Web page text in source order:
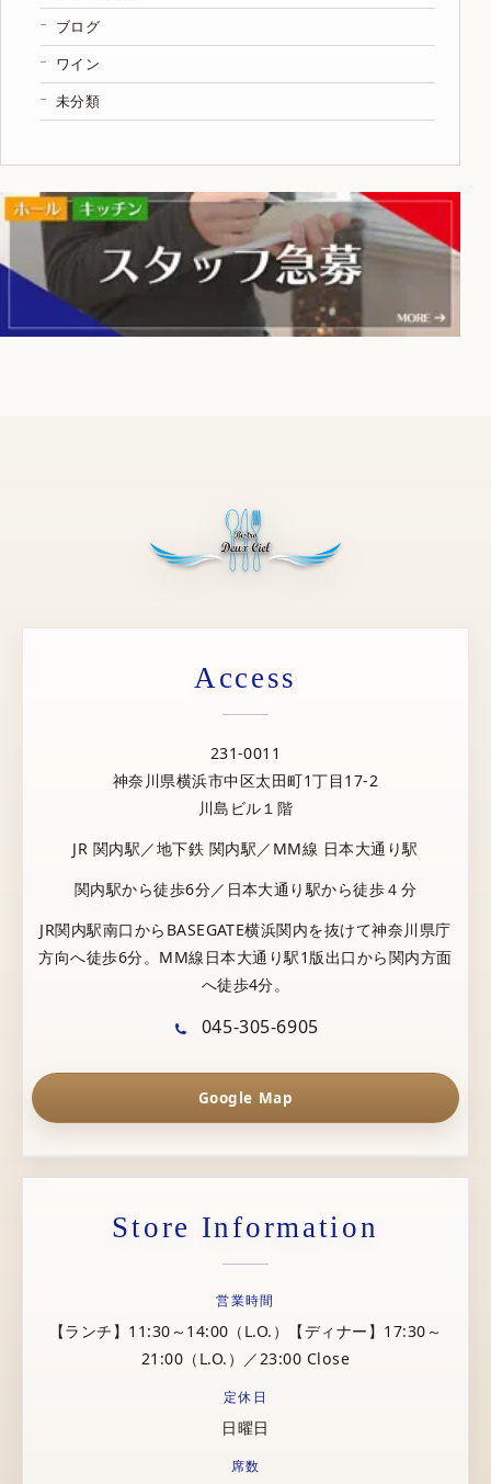
ブログ
ワイン
未分類
Access
231-0011
神奈川県横浜市中区太田町1丁目17-2
川島ビル１階
JR 関内駅／地下鉄 関内駅／MM線 日本大通り駅
関内駅から徒歩6分／日本大通り駅から徒歩４分
JR関内駅南口からBASEGATE横浜関内を抜けて神奈川県庁
方向へ徒歩6分。MM線日本大通り駅1版出口から関内方面
へ徒歩4分。
045-305-6905
Google Map
Store Information
営業時間
【ランチ】11:30～14:00（L.O.）【ディナー】17:30～
21:00（L.O.）／23:00 Close
定休日
日曜日
席数